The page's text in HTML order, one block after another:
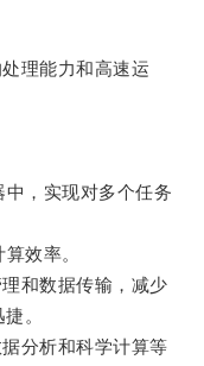
理能力和高速运
，实现对多个任务
效率。
和数据传输，减少
。
分析和科学计算等